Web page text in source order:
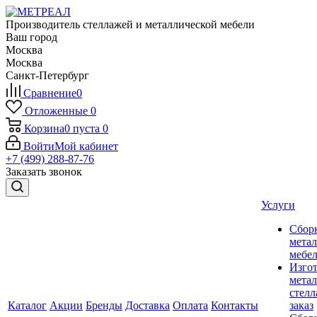
Производитель стеллажей и металлической мебели
Ваш город
Москва
Москва
Санкт-Петербург
Сравнение0
Отложенные 0
Корзина0 пуста 0
ВойтиМой кабинет
+7 (499) 288-87-76
Заказать звонок
Каталог Акции Бренды Доставка Оплата Контакты
Услуги
заказ